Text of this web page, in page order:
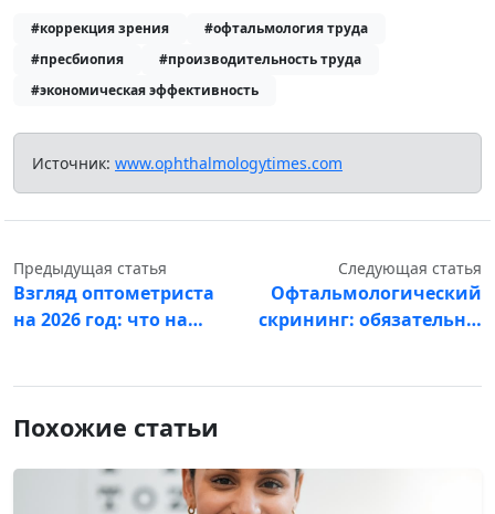
#коррекция зрения
#офтальмология труда
#пресбиопия
#производительность труда
#экономическая эффективность
Источник: www.ophthalmologytimes.com
Предыдущая статья
Взгляд оптометриста
на 2026 год: что на…
Следующая статья
Офтальмологический
скрининг: обязательн…
Похожие статьи